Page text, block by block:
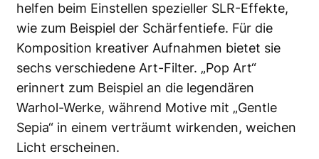
helfen beim Einstellen spezieller SLR-Effekte,
wie zum Beispiel der Schärfentiefe. Für die
Komposition kreativer Aufnahmen bietet sie
sechs verschiedene Art-Filter. „Pop Art“
erinnert zum Beispiel an die legendären
Warhol-Werke, während Motive mit „Gentle
Sepia“ in einem verträumt wirkenden, weichen
Licht erscheinen.